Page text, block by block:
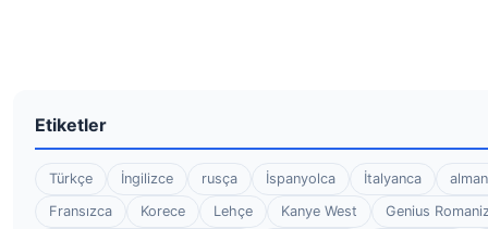
Etiketler
Türkçe İngilizce rusça İspanyolca İtalyanca
Fransızca
Korece Lehçe Kanye West
Genius